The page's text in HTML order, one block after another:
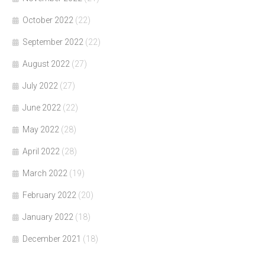
October 2022 (22)
September 2022 (22)
August 2022 (27)
July 2022 (27)
June 2022 (22)
May 2022 (28)
April 2022 (28)
March 2022 (19)
February 2022 (20)
January 2022 (18)
December 2021 (18)